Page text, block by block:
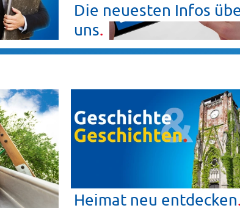
Die neuesten Infos
uns
Heimat neu entdecken